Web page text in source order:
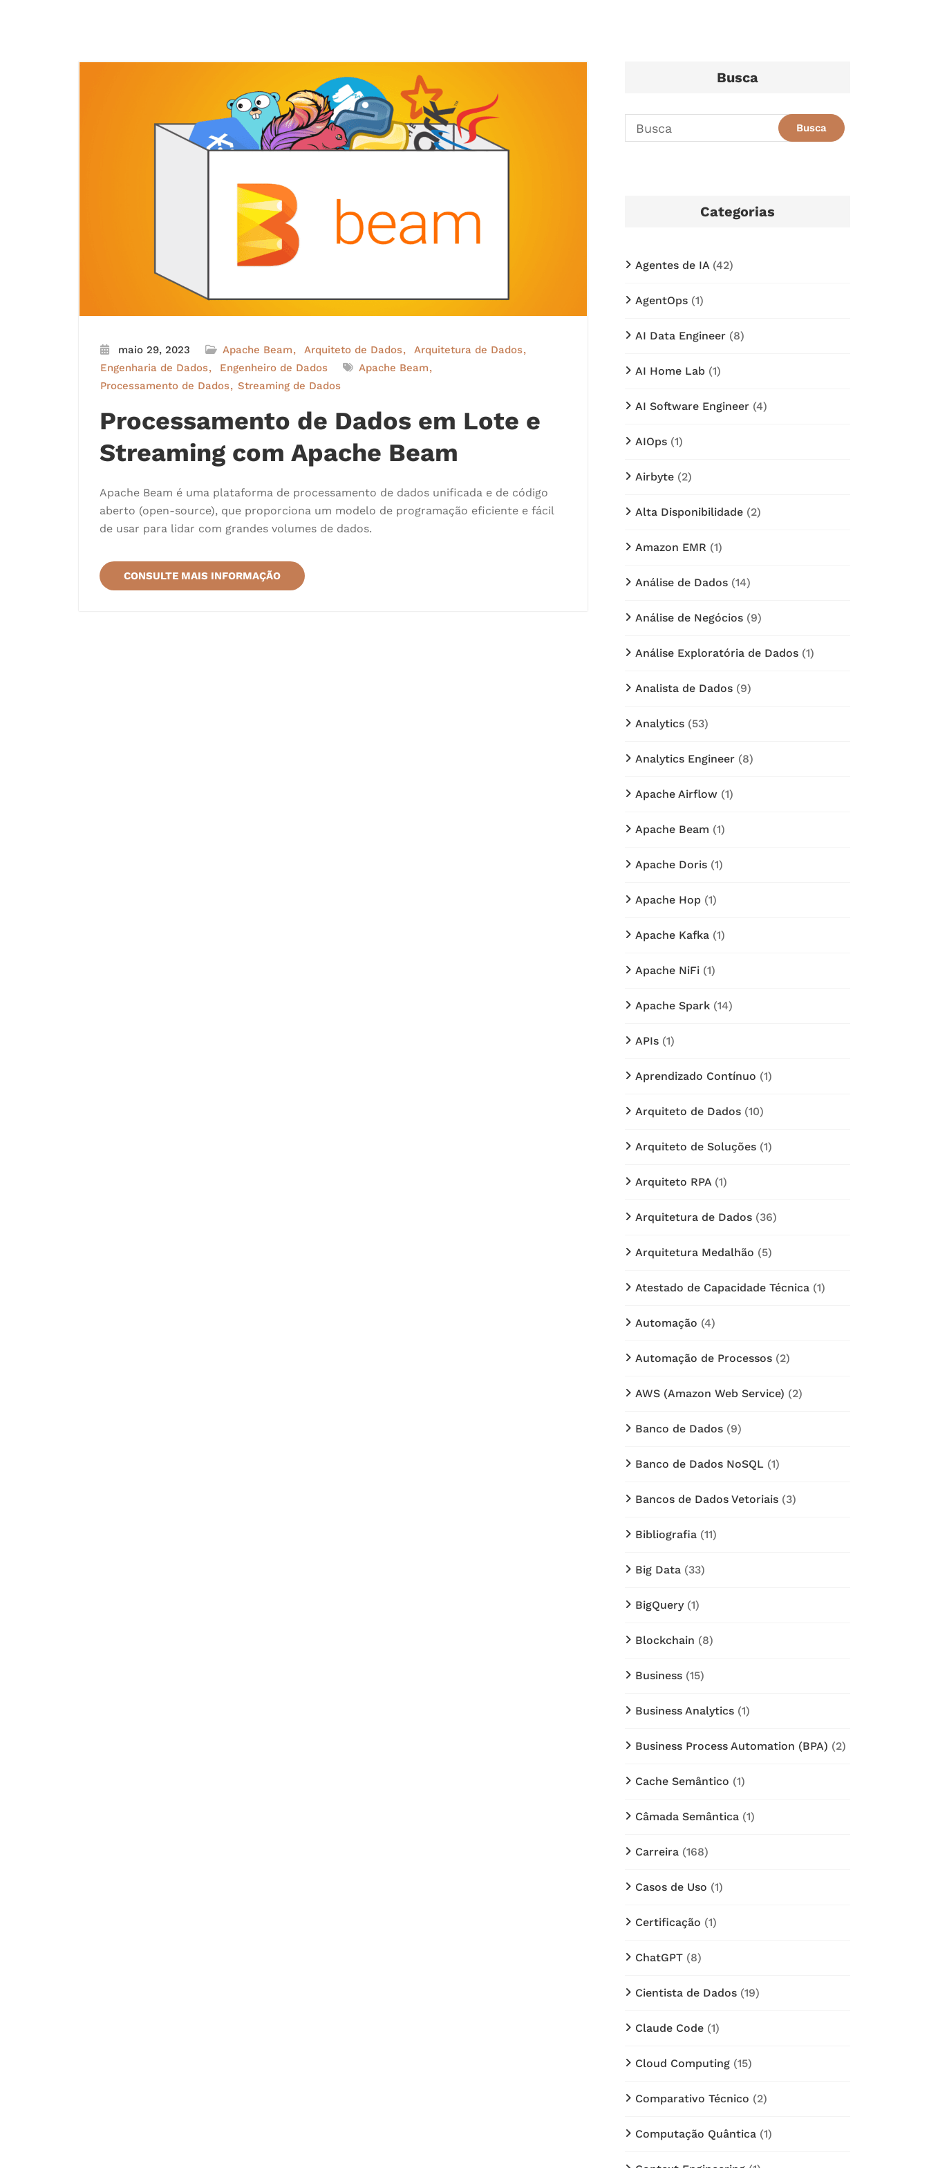
maio 29, 2023 Apache Beam Arquiteto de Dados
Arquitetura de Dados
Engenharia de Dados
Engenheiro de Dados
Apache Beam
Processamento de Dados
Streaming de Dados
Processamento de Dados em Lote e
Streaming com Apache Beam
Apache Beam é uma plataforma de processamento de dados unificada e de código
aberto (open-source), que proporciona um modelo de programação eficiente e fácil
de usar para lidar com grandes volumes de dados.
CONSULTE MAIS INFORMAÇÃO
Busca
Categorias
Agentes de IA(42)
AgentOps (1)
AI Data Engineer (8)
AI Home Lab (1)
AI Software Engineer (4)
AIOps (1)
Airbyte (2)
Alta Disponibilidade (2)
Amazon EMR (1)
Análise de Dados (14)
Análise de Negócios (9)
Análise Exploratória de Dados (1)
Analista de Dados (9)
Analytics (53)
Analytics Engineer (8)
Apache Airflow (1)
Apache Beam (1)
Apache Doris (1)
Apache Hop (1)
Apache Kafka (1)
Apache NiFi (1)
Apache Spark (14)
APIs (1)
Aprendizado Contínuo (1)
Arquiteto de Dados (10)
Arquiteto de Soluções (1)
Arquiteto RPA(1)
Arquitetura de Dados (36)
Arquitetura Medalhão (5)
Atestado de Capacidade Técnica (1)
Automação (4)
Automação de Processos (2)
AWS (Amazon Web Service) (2)
Banco de Dados (9)
Banco de Dados NoSQL (1)
Bancos de Dados Vetoriais (3)
Bibliografia (11)
Big Data (33)
BigQuery(1)
Blockchain (8)
Business (15)
Business Analytics (1)
Business Process Automation (BPA) (2)
Cache Semântico (1)
Câmada Semântica (1)
Carreira (168)
Casos de Uso (1)
Certificação (1)
ChatGPT (8)
Cientista de Dados (19)
Claude Code (1)
Cloud Computing (15)
Comparativo Técnico (2)
Computação Quântica (1)